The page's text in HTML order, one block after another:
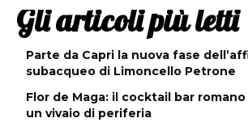
Gli articoli più letti
Parte da Capri la nuova fase
subacqueo di Limoncello Petrone
Flor de Maga: il cocktail bar
un vivaio di periferia